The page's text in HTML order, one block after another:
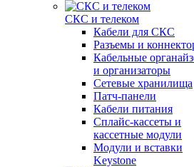
СКС и телеком
Кабели для СКС
Разъемы и
Кабельные
и организаторы
Сетевые хранилища
Патч-панели
Кабели питания
Сплайс-кассеты и
кассетные модули
Модули и вставки
Keystone